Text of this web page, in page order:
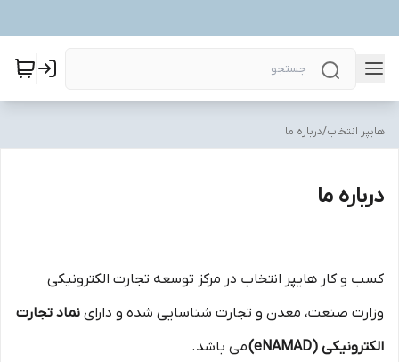
هایپر انتخاب/درباره ما
درباره ما
کسب و کار هایپر انتخاب در مركز توسعه تجارت الكترونیكی
وزارت صنعت، معدن و تجارت شناسایی شده و دارای نماد تجارت
الكترونیكی (eNAMAD)
می باشد.